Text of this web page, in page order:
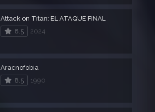
Attack on Titan: EL ATAQUE FINAL
8.5
2024
Aracnofobia
8.5
1990